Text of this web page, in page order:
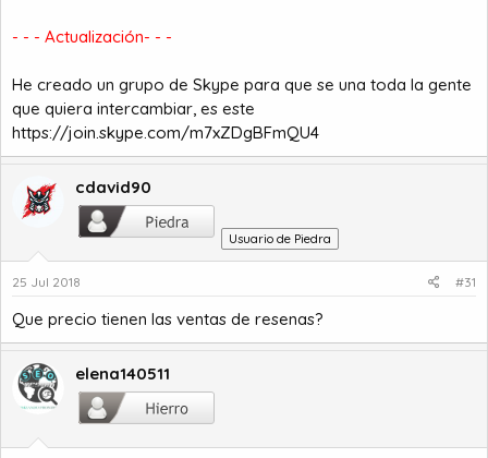
- - - Actualización- - -
He creado un grupo de Skype para que se una toda la gente
que quiera intercambiar, es este
https://join.skype.com/m7xZDgBFmQU4
cdavid90
Usuario de Piedra
25 Jul 2018 #31
Que precio tienen las ventas de resenas?
elena140511